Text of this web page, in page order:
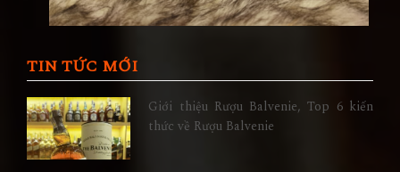
TIN TỨC MỚI
Giới thiệu Rượu Balvenie, Top 6 kiến
thức về Rượu Balvenie